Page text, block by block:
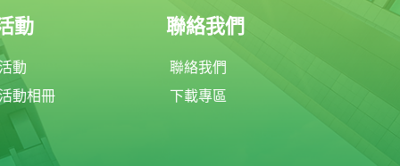
動
動
活動相冊
聯絡我們
聯絡我們
下載專區